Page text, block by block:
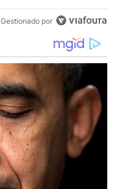
Gestionado por